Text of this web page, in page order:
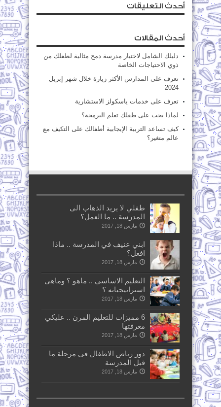
أحدث التعليقات
أحدث المقالات
دليلك الشامل لاختيار مدرسة دمج مثالية لطفلك من
ذوي الاحتياجات الخاصة
تعرف على المدارس الأكثر زيارة خلال شهر إبريل
2024
تعرف على خدمات ياسكولز الاستشارية
لماذا يجب على طفلك تعلم البرمجة؟
كيف تساعد التربية الإيجابية أطفالك على التكيف مع
عالم متغير؟
طفلي لا يريد الذهاب الى
المدرسة .. ما العمل؟
مارس 18, 2017
ابني عنيف في المدرسة .. ماذا
افعل؟
مارس 18, 2017
التعليم الاساسي .. ماهو ؟ وماهى
استراتيجياته ؟
مارس 18, 2017
6 مميزات للتعليم المرن .. عليكي
معرفتها
مارس 18, 2017
دور رياض الاطفال في مرحلة ما
قبل المدرسة
مارس 18, 2017